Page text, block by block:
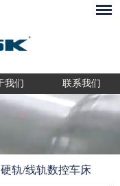
我们 联系我们
轨/线轨数控车床